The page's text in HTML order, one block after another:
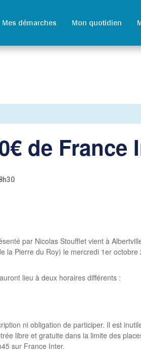
Mes démarches Mon quotidien
de France
par Nicolas Stoufflet vient à
la Pierre du Roy) le mercredi 1er octobre
lieu à deux horaires différents :
ni obligation de participer. Il est
libre et gratuite dans la limite des
sur France Inter.